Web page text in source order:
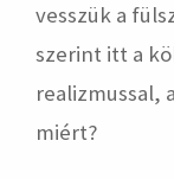
vesszük a
szerint itt a
realizmussal,
miért?